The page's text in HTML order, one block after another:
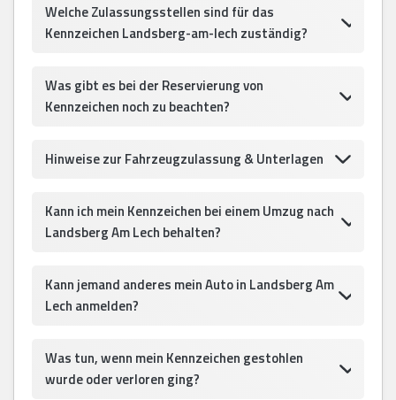
Welche Zulassungsstellen sind für das
Kennzeichen Landsberg-am-lech zuständig?
Was gibt es bei der Reservierung von
Kennzeichen noch zu beachten?
Hinweise zur Fahrzeugzulassung & Unterlagen
Kann ich mein Kennzeichen bei einem Umzug nach
Landsberg Am Lech behalten?
Kann jemand anderes mein Auto in Landsberg Am
Lech anmelden?
Was tun, wenn mein Kennzeichen gestohlen
wurde oder verloren ging?